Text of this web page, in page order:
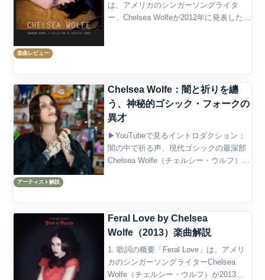
楽曲レビュー
は、アメリカのシンガーソングライタ
ー、Chelsea Wolfeが2012年に発表した楽
アーティスト解説
Chelsea Wolfe：闇と祈りを纏
う、神秘的ゴシック・フォークの
異才
▶YouTubeで見るイントロダクション：
闇の中で祈る声、現代ゴシックの最深部
Chelsea Wolfe（チェルシー・ウルフ）
タル・...
Feral Love by Chelsea
Wolfe（2013）楽曲解説
1. 歌詞の概要「Feral Love」は、アメリ
カのシンガーソングライターChelsea
Wolfe（チェルシー・ウルフ）が2013年